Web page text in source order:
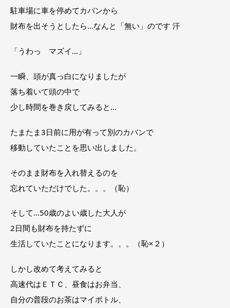
駐車場に車を停めてカバンから
財布を出そうとしたら…なんと「無い」のです 汗
「うわっ マズイ…」
一瞬、頭が真っ白になりましたが
落ち着いて頭の中で
少し時間を巻き戻してみると…
たまたま3日前に用が有って別のカバンで
移動していたことを思い出しました。
そのまま財布を入れ替えるのを
忘れていただけでした。。。（恥）
そして…50歳のよい歳した大人が
2日間も財布を持たずに
生活していたことになります。。。（恥×２）
しかし改めて考えてみると
高速代はＥＴＣ、昼食はお弁当、
自分の普段のお茶はマイボトル、